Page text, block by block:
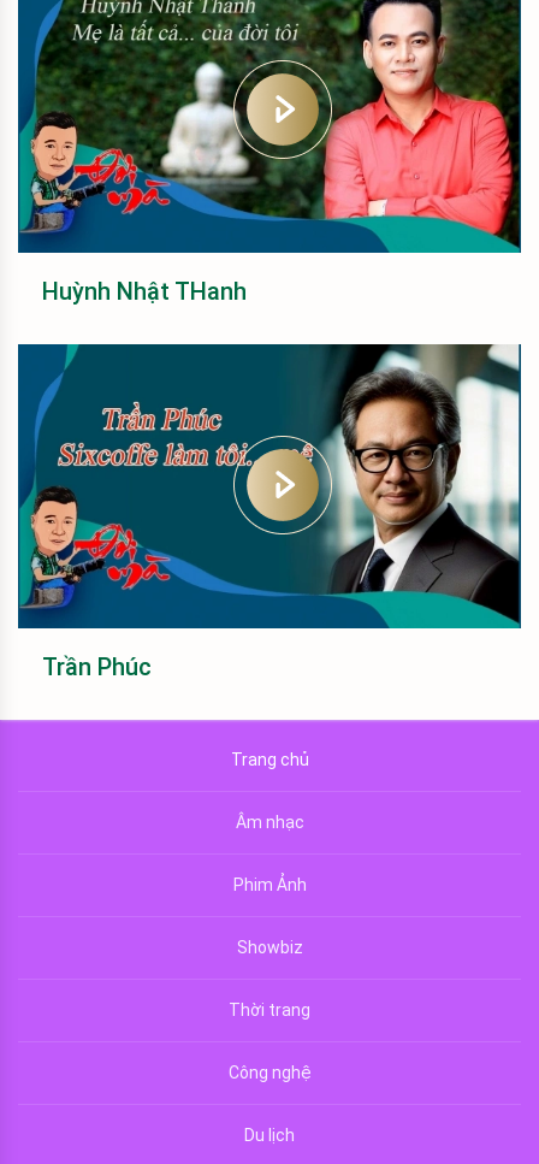
Huỳnh Nhật THanh
Trần Phúc
Trang chủ
Âm nhạc
Phim Ảnh
Showbiz
Thời trang
Công nghệ
Du lịch